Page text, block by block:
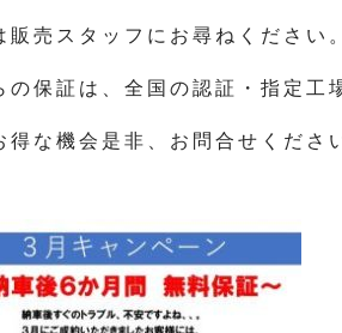
販売スタッフにお尋ねください。
の保証は、全国の認証・指定工
得な機会是非、お問合せくださ